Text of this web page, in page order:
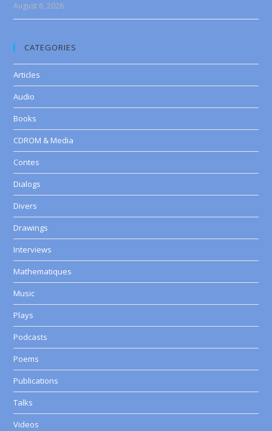
August 6, 2026
CATEGORIES
Articles
Audio
Books
CDROM & Media
Contes
Dialogs
Divers
Drawings
Interviews
Mathematiques
Music
Plays
Podcasts
Poems
Publications
Talks
Videos